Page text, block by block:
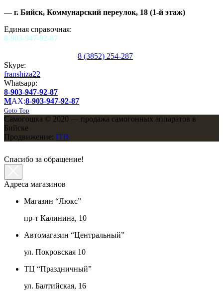
—г. Бийск, Коммунарский переулок, 18 (1-й этаж)
Единая справочная:
8-903-947-92-87
8 (3852) 254-287
Skype:
franshiza22
Whatsapp:
8-903-947-92-87
MAX:8-903-947-92-87
Goto Top
Самогошка © 2020 — продажа самогонных аппаратов в
Бийске
Продвижение: ITB
Спасибо за обращение!
Адреса магазинов
Магазин “Люкс”
пр-т Калинина, 10
Автомагазин “Центральный”
ул. Покровская 10
ТЦ “Праздничный”
ул. Балтийская, 16